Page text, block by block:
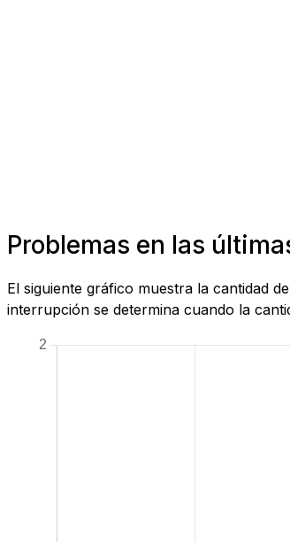
Problemas en las
El siguiente gráfico muestra la cantidad
interrupción se determina cuando la